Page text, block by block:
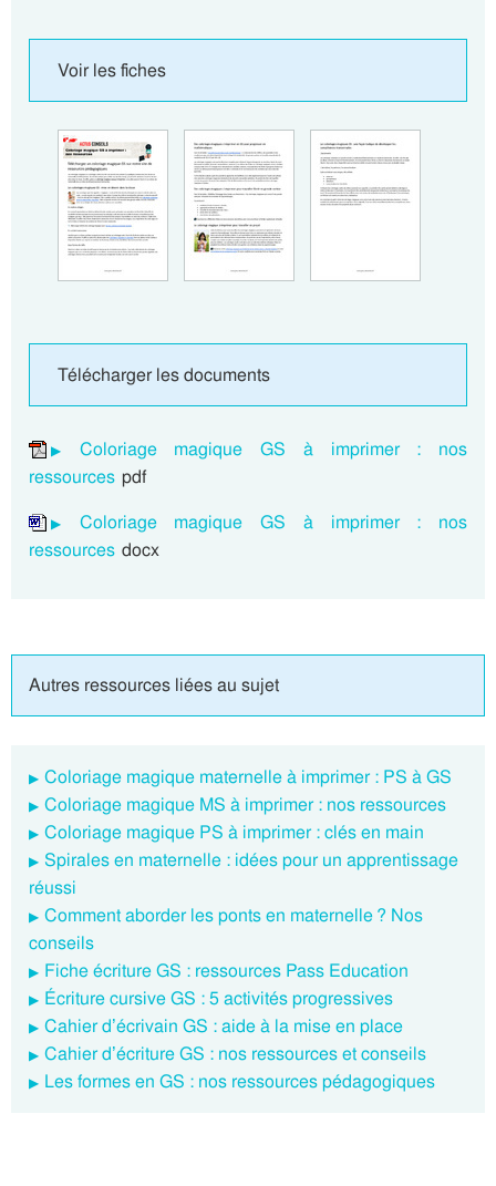
Voir les fiches
Télécharger les documents
Coloriage magique GS à imprimer : nos
ressources pdf
Coloriage magique GS à imprimer : nos
ressources docx
Autres ressources liées au sujet
Coloriage magique maternelle à imprimer : PS à GS
Coloriage magique MS à imprimer : nos ressources
Coloriage magique PS à imprimer : clés en main
Spirales en maternelle : idées pour un apprentissage
réussi
Comment aborder les ponts en maternelle ? Nos
conseils
Fiche écriture GS : ressources Pass Education
Écriture cursive GS : 5 activités progressives
Cahier d’écrivain GS : aide à la mise en place
Cahier d’écriture GS : nos ressources et conseils
Les formes en GS : nos ressources pédagogiques